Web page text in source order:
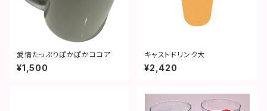
愛情たっぷりぽかぽかココア
¥1,500
キャストドリンク大
¥2,420